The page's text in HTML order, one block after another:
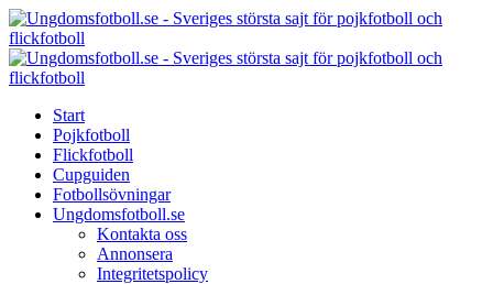
Menu
Search
Menu
Start
Pojkfotboll
Flickfotboll
Cupguiden
Fotbollsövningar
Ungdomsfotboll.se
Kontakta oss
Annonsera
Integritetspolicy